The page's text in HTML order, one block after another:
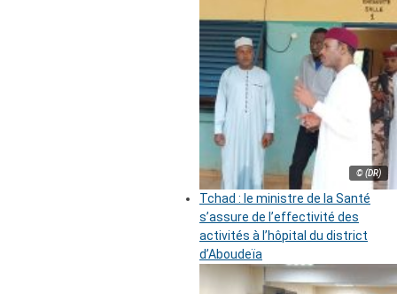
© (DR)
Tchad : le ministre de la Santé
s’assure de l’effectivité des
activités à l’hôpital du district
d’Aboudeïa